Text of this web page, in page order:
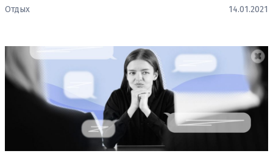
Отдых 14.01.2021